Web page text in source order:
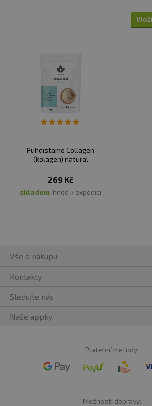
Puhdistamo Collagen
(kolagen) natural
269 Kč
skladem ihned k expedici
Vše o nákupu
Kontakty
Sledujte nás
Naše appky
Platební metody:
Možnosti dopravy: